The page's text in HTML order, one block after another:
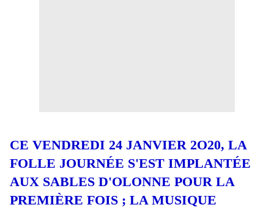
CE VENDREDI 24 JANVIER 2O20, LA
FOLLE JOURNÉE S'EST IMPLANTÉE
AUX SABLES D'OLONNE POUR LA
PREMIÈRE FOIS ; LA MUSIQUE